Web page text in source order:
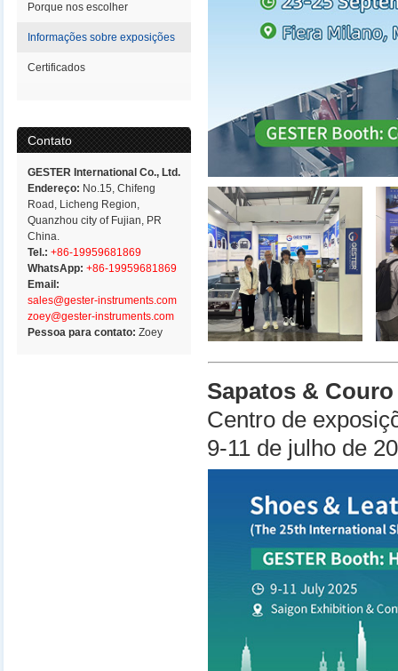
Porque nos escolher
Informações sobre exposições
Certificados
Contato
GESTER International Co., Ltd.
Endereço: No.15, Chifeng
Road, Licheng Region,
Quanzhou city of Fujian, PR
China.
Tel.: +86-19959681869
WhatsApp: +86-19959681869
Email:
sales@gester-instruments.com
zoey@gester-instruments.com
Pessoa para contato:Zoey
Sapatos & Couro
Centro de
9-11 de julho de